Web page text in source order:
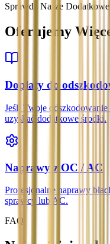
Sprawdź Nasze Dodatkowe
Oferujemy
Dopłaty do
Jeśli Twoje odszkodowanie
uzyskać dodatkowe środki.
Naprawy z OC / AC
Profesjonalne naprawy
sprawcy lub AC.
FAQ